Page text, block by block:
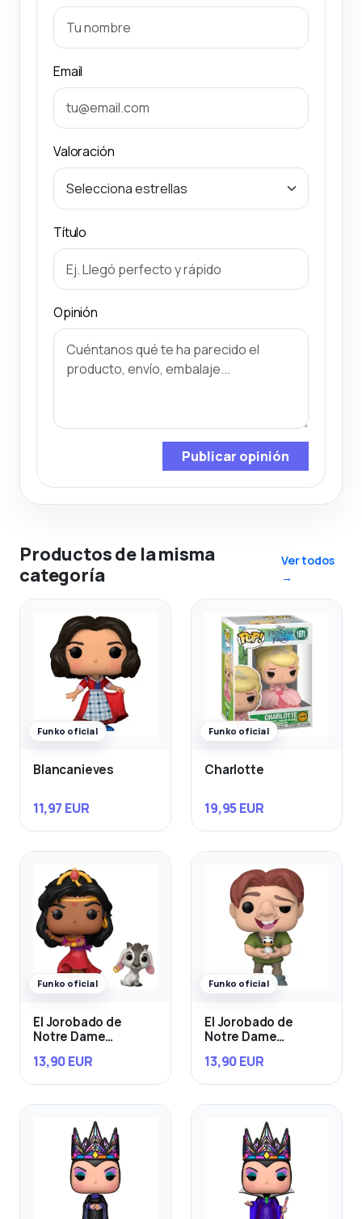
Email
Valoración
Título
Opinión
Publicar opinión
Productos de la misma
categoría
Ver todos
→
Funko oficial
Blancanieves
11,97 EUR
Funko oficial
Charlotte
19,95 EUR
Funko oficial
El Jorobado de
Notre Dame
13,90 EUR
Funko oficial
El Jorobado de
Notre Dame
13,90 EUR